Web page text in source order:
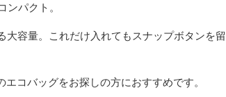
パクト。
容量。これだけ入れてもスナップボタンを留
コバッグをお探しの方におすすめです。